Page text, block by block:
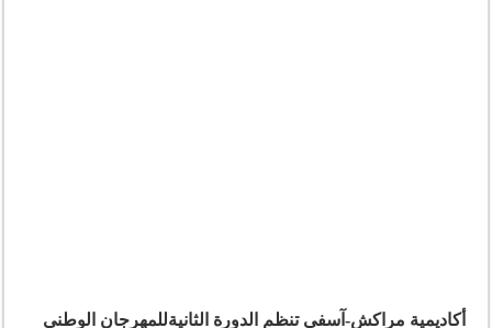
أكاديمية مراكش-آسفي تنظم الدورة الثانيةللمهرجان الوطني